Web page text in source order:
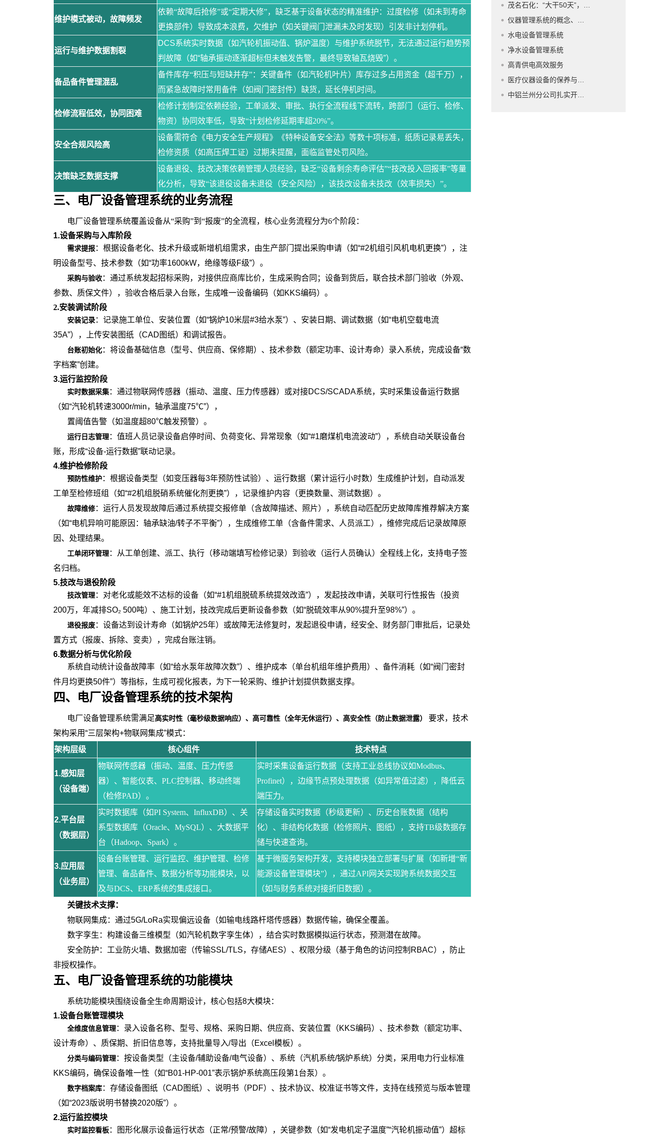
维护模式被动，故障频发
依赖“故障后抢修”或“定期大修”，缺乏基于设备状态的精准维护：过度检修（如未到寿命
更换部件）导致成本浪费，欠维护（如关键阀门泄漏未及时发现）引发非计划停机。
运行与维护数据割裂
DCS系统实时数据（如汽轮机振动值、锅炉温度）与维护系统脱节，无法通过运行趋势预
判故障（如“轴承振动逐渐超标但未触发告警，最终导致轴瓦烧毁”）。
备品备件管理混乱
备件库存“积压与短缺并存”：关键备件（如汽轮机叶片）库存过多占用资金（超千万），
而紧急故障时常用备件（如阀门密封件）缺货，延长停机时间。
检修流程低效，协同困难
检修计划制定依赖经验，工单派发、审批、执行全流程线下流转，跨部门（运行、检修、
物资）协同效率低，导致“计划检修延期率超20%”。
安全合规风险高
设备需符合《电力安全生产规程》《特种设备安全法》等数十项标准，纸质记录易丢失，
检修资质（如高压焊工证）过期未提醒，面临监管处罚风险。
决策缺乏数据支撑
设备退役、技改决策依赖管理人员经验，缺乏“设备剩余寿命评估”“技改投入回报率”等量
化分析，导致“该退役设备未退役（安全风险），该技改设备未技改（效率损失）”。
三、 电厂设备管理系统的业务流程
电厂设备管理系统覆盖设备从“采购”到“报废”的全流程，核心业务流程分为6个阶段：
1.设备采购与入库阶段
需求提报：根据设备老化、技术升级或新增机组需求，由生产部门提出采购申请（如“#2机组引风机电机更换”），注
明设备型号、技术参数（如“功率1600kW，绝缘等级F级”）。
采购与验收：通过系统发起招标采购，对接供应商库比价，生成采购合同；设备到货后，联合技术部门验收（外观、
参数、质保文件），验收合格后录入台账，生成唯一设备编码（如KKS编码）。
2.安装调试阶段
安装记录：记录施工单位、安装位置（如“锅炉10米层#3给水泵”）、安装日期、调试数据（如“电机空载电流
35A”），上传安装图纸（CAD图纸）和调试报告。
台账初始化：将设备基础信息（型号、供应商、保修期）、技术参数（额定功率、设计寿命）录入系统，完成设备“数
字档案”创建。
3.运行监控阶段
实时数据采集：通过物联网传感器（振动、温度、压力传感器）或对接DCS/SCADA系统，实时采集设备运行数据
（如“汽轮机转速3000r/min，轴承温度75℃”），
置阈值告警（如温度超80℃触发预警）。
运行日志管理：值班人员记录设备启停时间、负荷变化、异常现象（如“#1磨煤机电流波动”），系统自动关联设备台
账，形成“设备-运行数据”联动记录。
4.维护检修阶段
预防性维护：根据设备类型（如变压器每3年预防性试验）、运行数据（累计运行小时数）生成维护计划，自动派发
工单至检修班组（如“#2机组脱硝系统催化剂更换”），记录维护内容（更换数量、测试数据）。
故障维修：运行人员发现故障后通过系统提交报修单（含故障描述、照片），系统自动匹配历史故障库推荐解决方案
（如“电机异响可能原因：轴承缺油/转子不平衡”），生成维修工单（含备件需求、人员派工），维修完成后记录故障原
因、处理结果。
工单闭环管理：从工单创建、派工、执行（移动端填写检修记录）到验收（运行人员确认）全程线上化，支持电子签
名归档。
5.技改与退役阶段
技改管理：对老化或能效不达标的设备（如“#1机组脱硫系统提效改造”），发起技改申请，关联可行性报告（投资
200万，年减排SO₂ 500吨）、施工计划，技改完成后更新设备参数（如“脱硫效率从90%提升至98%”）。
退役报废：设备达到设计寿命（如锅炉25年）或故障无法修复时，发起退役申请，经安全、财务部门审批后，记录处
置方式（报废、拆除、变卖），完成台账注销。
6.数据分析与优化阶段
系统自动统计设备故障率（如“给水泵年故障次数”）、维护成本（单台机组年维护费用）、备件消耗（如“阀门密封
件月均更换50件”）等指标，生成可视化报表，为下一轮采购、维护计划提供数据支撑。
四、电厂设备管理系统的技术架构
电厂设备管理系统需满足高实时性（毫秒级数据响应）、高可靠性（全年无休运行）、高安全性（防止数据泄露）
要求，技术
架构采用“三层架构+物联网集成”模式：
架构层级
核心组件 技术特点
1.感知层
（设备端）
物联网传感器（振动、温度、压力传感
器）、智能仪表、PLC控制器、移动终端
（检修PAD）。
实时采集设备运行数据（支持工业总线协议如Modbus、
Profinet），边缘节点预处理数据（如异常值过滤），降低云
端压力。
2.平台层
（数据层）
实时数据库（如PI System、InfluxDB）、关
系型数据库（Oracle、MySQL）、大数据平
台（Hadoop、Spark）。
存储设备实时数据（秒级更新）、历史台账数据（结构
化）、非结构化数据（检修照片、图纸），支持TB级数据存
储与快速查询。
3.应用层
（业务层）
设备台账管理、运行监控、维护管理、检修
管理、备品备件、数据分析等功能模块，以
及与DCS、ERP系统的集成接口。
基于微服务架构开发，支持模块独立部署与扩展（如新增“新
能源设备管理模块”），通过API网关实现跨系统数据交互
（如与财务系统对接折旧数据）。
关键技术支撑：
物联网集成：通过5G/LoRa实现偏远设备（如输电线路杆塔传感器）数据传输，确保全覆盖。
数字孪生：构建设备三维模型（如汽轮机数字孪生体），结合实时数据模拟运行状态，预测潜在故障。
安全防护：工业防火墙、数据加密（传输SSL/TLS，存储AES）、权限分级（基于角色的访问控制RBAC），防止
非授权操作。
五、电厂设备管理系统的功能模块
系统功能模块围绕设备全生命周期设计，核心包括8大模块：
1.设备台账管理模块
全维度信息管理：录入设备名称、型号、规格、采购日期、供应商、安装位置（KKS编码）、技术参数（额定功率、
设计寿命）、质保期、折旧信息等，支持批量导入/导出（Excel模板）。
分类与编码管理：按设备类型（主设备/辅助设备/电气设备）、系统（汽机系统/锅炉系统）分类，采用电力行业标准
KKS编码，确保设备唯一性（如“B01-HP-001”表示锅炉系统高压段第1台泵）。
数字档案库：存储设备图纸（CAD图纸）、说明书（PDF）、技术协议、校准证书等文件，支持在线预览与版本管理
（如“2023版说明书替换2020版”）。
2.运行监控模块
实时监控看板：图形化展示设备运行状态（正常/预警/故障），关键参数（如“发电机定子温度”“汽轮机振动值”）超标
茂名石化：“大干50天”，设备管理系统勇争先
仪器管理系统的概念、核心功能、业务流程、技术架构、应用场景等全维度解析
水电设备管理系统
净水设备管理系统
高青供电高效服务
医疗仪器设备的保养与维护
中铝兰州分公司扎实开展换季期间设备检修维护工作